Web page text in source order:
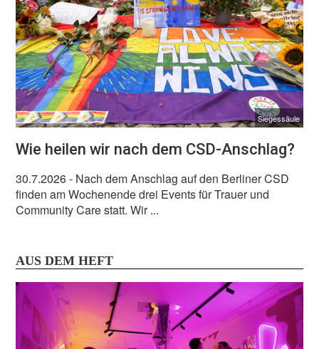
Siegessäule
Wie heilen wir nach dem CSD-Anschlag?
30.7.2026- Nach dem Anschlag auf den Berliner CSD
finden am Wochenende drei Events für Trauer und
Community Care statt. Wir ...
AUS DEM HEFT